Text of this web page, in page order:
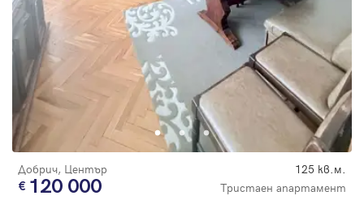
Добрич, Център 125 кв.м.
120 000 Тристаен апартамент